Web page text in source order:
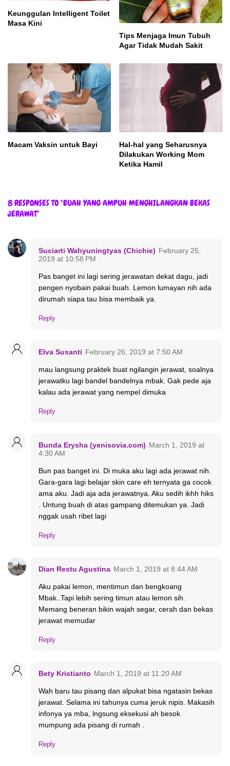
Keunggulan Intelligent Toilet
Masa Kini
Tips Menjaga Imun Tubuh
Agar Tidak Mudah Sakit
Macam Vaksin untuk Bayi
Hal-hal yang Seharusnya
Dilakukan Working Mom
Ketika Hamil
8 RESPONSES TO "BUAH YANG AMPUH MENGHILANGKAN BEKAS
JERAWAT"
Suciarti Wahyuningtyas (Chichie) February 25,
2019 at 10:58 PM
Pas banget ini lagi sering jerawatan dekat dagu, jadi
pengen nyobain pakai buah. Lemon lumayan nih ada
dirumah siapa tau bisa membaik ya.
Reply
Elva Susanti February 26, 2019 at 7:50 AM
mau langsung praktek buat ngilangin jerawat, soalnya
jerawatku lagi bandel bandelnya mbak. Gak pede aja
kalau ada jerawat yang nempel dimuka
Reply
Bunda Erysha (yenisovia.com) March 1, 2019 at
4:30 AM
Bun pas banget ini. Di muka aku lagi ada jerawat nih.
Gara-gara lagi belajar skin care eh ternyata ga cocok
ama aku. Jadi aja ada jerawatnya. Aku sedih ikhh hiks
. Untung buah di atas gampang ditemukan ya. Jadi
nggak usah ribet lagi
Reply
Dian Restu Agustina March 1, 2019 at 8:44 AM
Aku pakai lemon, mentimun dan bengkoang
Mbak..Tapi lebih sering timun atau lemon sih.
Memang beneran bikin wajah segar, cerah dan bekas
jerawat memudar
Reply
Bety Kristianto March 1, 2019 at 11:20 AM
Wah baru tau pisang dan alpukat bisa ngatasin bekas
jerawat. Selama ini tahunya cuma jeruk nipis. Makasih
infonya ya mba, lngsung eksekusi ah besok
mumpung ada pisang di rumah .
Reply